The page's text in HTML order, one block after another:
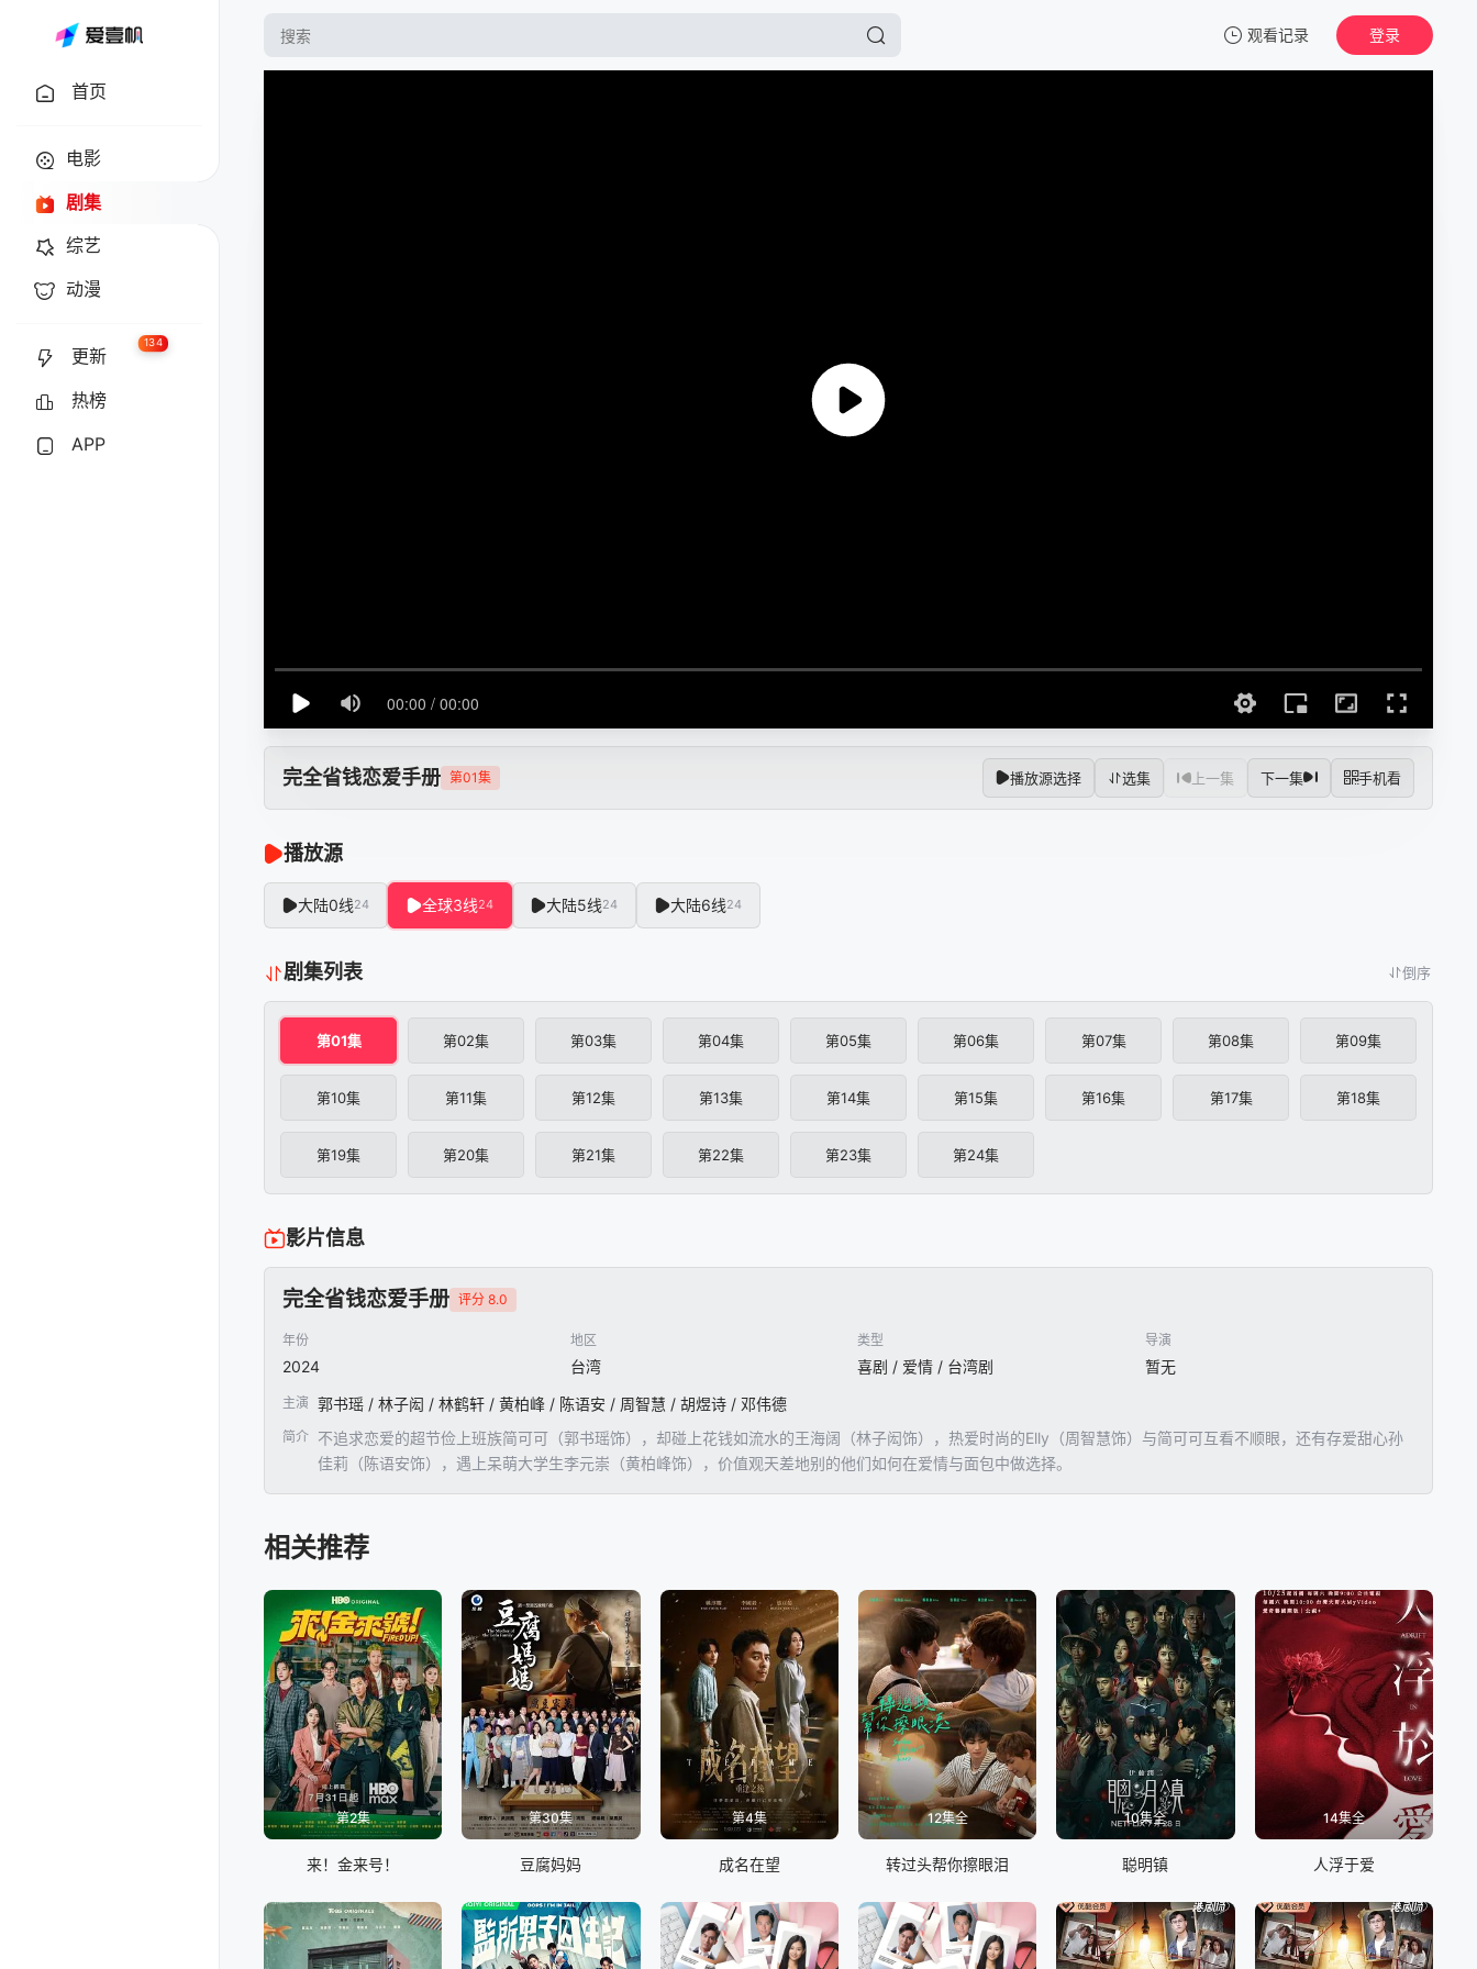
观看记录 登录
首页
电影
剧集
综艺
动漫
更新
134
热榜
APP
完全省钱恋爱手册 第01集 播放源选择 选集 上一集 下一集 手机看
播放源
大陆0线24 全球3线24 大陆5线24 大陆6线24
剧集列表 倒序
第01集 第02集 第03集 第04集 第05集 第06集 第07集 第08集 第09集
第10集 第11集 第12集 第13集 第14集 第15集 第16集 第17集 第18集
第19集 第20集 第21集 第22集 第23集 第24集
影片信息
完全省钱恋爱手册 评分 8.0
年份
2024
地区
台湾
类型
喜剧 / 爱情 / 台湾剧
导演
暂无
主演 郭书瑶 / 林子闳 / 林鹤轩 / 黄柏峰 / 陈语安 / 周智慧 / 胡煜诗 / 邓伟德
简介 不追求恋爱的超节俭上班族简可可（郭书瑶饰），却碰上花钱如流水的王海阔（林子闳饰），热爱时尚的Elly（周智慧饰）与简可可互看不顺眼，还有存爱甜心孙
佳莉（陈语安饰），遇上呆萌大学生李元崇（黄柏峰饰），价值观天差地别的他们如何在爱情与面包中做选择。
相关推荐
第2集
来！金来号！
第30集
豆腐妈妈
第4集
成名在望
12集全
转过头帮你擦眼泪
10集全
聪明镇
14集全
人浮于爱